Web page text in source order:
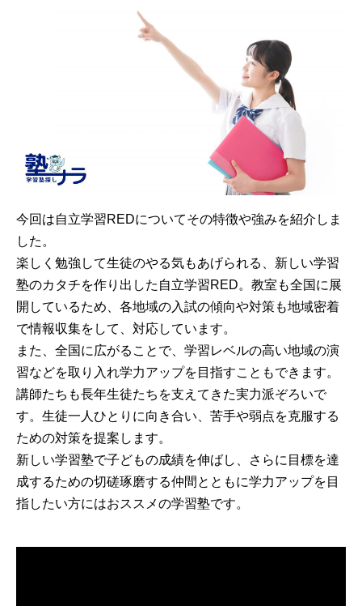
今回は自立学習REDについてその特徴や強みを紹介しま
した。
楽しく勉強して生徒のやる気もあげられる、新しい学習
塾のカタチを作り出した自立学習RED。教室も全国に展
開しているため、各地域の入試の傾向や対策も地域密着
で情報収集をして、対応しています。
また、全国に広がることで、学習レベルの高い地域の演
習などを取り入れ学力アップを目指すこともできます。
講師たちも長年生徒たちを支えてきた実力派ぞろいで
す。生徒一人ひとりに向き合い、苦手や弱点を克服する
ための対策を提案します。
新しい学習塾で子どもの成績を伸ばし、さらに目標を達
成するための切磋琢磨する仲間とともに学力アップを目
指したい方にはおススメの学習塾です。